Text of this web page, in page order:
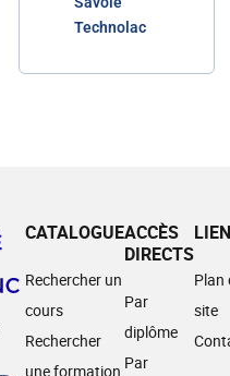
Technolac
CATALOGUE
Rechercher un
cours
Rechercher
une formation
ACCÈS
DIRECTS
Par
diplôme
Par
Plan
site